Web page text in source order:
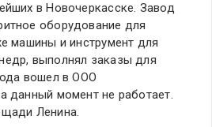
в Новочеркасске. Завод
оборудование для
машины и инструмент для
выполнял заказы для
вошел в ООО
данный момент не работает.
Ленина.